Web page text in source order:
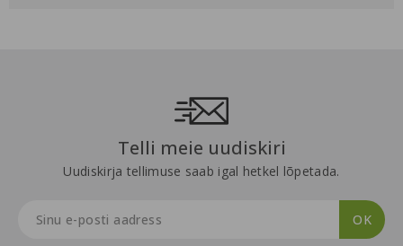
Telli meie uudiskiri
Uudiskirja tellimuse saab igal hetkel lõpetada.